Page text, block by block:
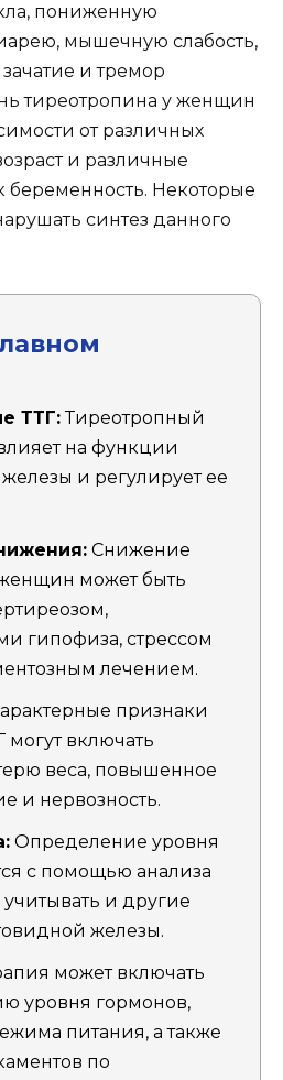
пониженную
мышечную слабость,
и тремор
тиреотропина у женщин
от различных
и различные
беременность. Некоторые
синтез данного
ТТГ:Тиреотропный
на функции
и регулирует ее
Снижение
может быть
гипофиза, стрессом
лечением.
признаки
могут включать
веса, повышенное
и нервозность.
Определение уровня
с помощью анализа
и другие
железы.
может включать
уровня гормонов,
питания, а также
по